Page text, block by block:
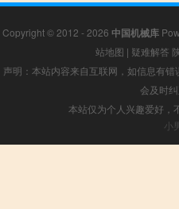
Copyright © 2012 - 2026 中国机械库
站地图 | 疑难解答
声明：本站内容来自互联网，如信息有
会及时
本站仅为个人兴趣爱好，
小